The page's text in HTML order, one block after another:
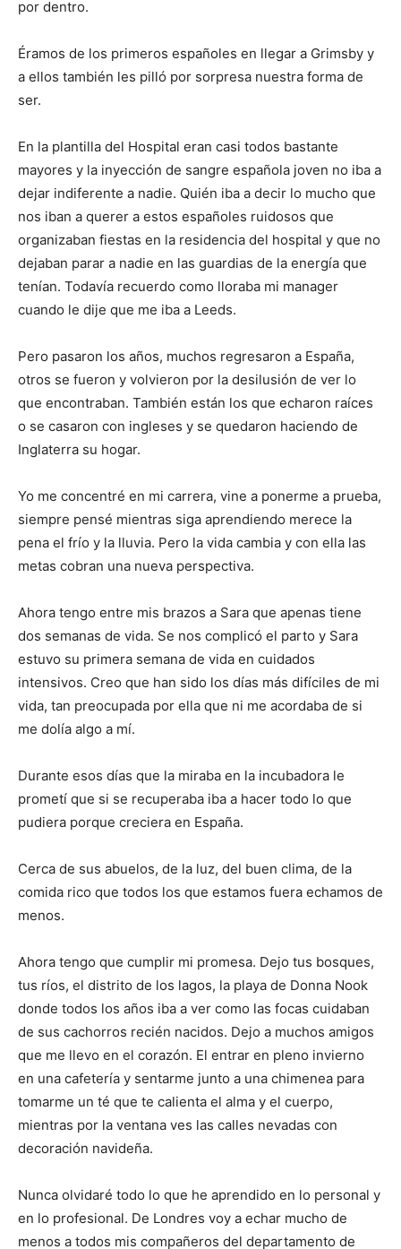
por dentro.
Éramos de los primeros españoles en llegar a Grimsby y
a ellos también les pilló por sorpresa nuestra forma de
ser.
En la plantilla del Hospital eran casi todos bastante
mayores y la inyección de sangre española joven no iba a
dejar indiferente a nadie. Quién iba a decir lo mucho que
nos iban a querer a estos españoles ruidosos que
organizaban fiestas en la residencia del hospital y que no
dejaban parar a nadie en las guardias de la energía que
tenían. Todavía recuerdo como lloraba mi manager
cuando le dije que me iba a Leeds.
Pero pasaron los años, muchos regresaron a España,
otros se fueron y volvieron por la desilusión de ver lo
que encontraban. También están los que echaron raíces
o se casaron con ingleses y se quedaron haciendo de
Inglaterra su hogar.
Yo me concentré en mi carrera, vine a ponerme a prueba,
siempre pensé mientras siga aprendiendo merece la
pena el frío y la lluvia. Pero la vida cambia y con ella las
metas cobran una nueva perspectiva.
Ahora tengo entre mis brazos a Sara que apenas tiene
dos semanas de vida. Se nos complicó el parto y Sara
estuvo su primera semana de vida en cuidados
intensivos. Creo que han sido los días más difíciles de mi
vida, tan preocupada por ella que ni me acordaba de si
me dolía algo a mí.
Durante esos días que la miraba en la incubadora le
prometí que si se recuperaba iba a hacer todo lo que
pudiera porque creciera en España.
Cerca de sus abuelos, de la luz, del buen clima, de la
comida rico que todos los que estamos fuera echamos de
menos.
Ahora tengo que cumplir mi promesa. Dejo tus bosques,
tus ríos, el distrito de los lagos, la playa de Donna Nook
donde todos los años iba a ver como las focas cuidaban
de sus cachorros recién nacidos. Dejo a muchos amigos
que me llevo en el corazón. El entrar en pleno invierno
en una cafetería y sentarme junto a una chimenea para
tomarme un té que te calienta el alma y el cuerpo,
mientras por la ventana ves las calles nevadas con
decoración navideña.
Nunca olvidaré todo lo que he aprendido en lo personal y
en lo profesional. De Londres voy a echar mucho de
menos a todos mis compañeros del departamento de